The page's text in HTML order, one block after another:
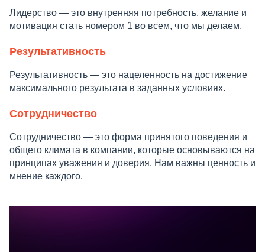
Лидерство — это внутренняя потребность, желание и
мотивация стать номером 1 во всем, что мы делаем.
Результативность
Результативность — это нацеленность на достижение
максимального результата в заданных условиях.
Сотрудничество
Сотрудничество — это форма принятого поведения и
общего климата в компании, которые основываются на
принципах уважения и доверия. Нам важны ценность и
мнение каждого.